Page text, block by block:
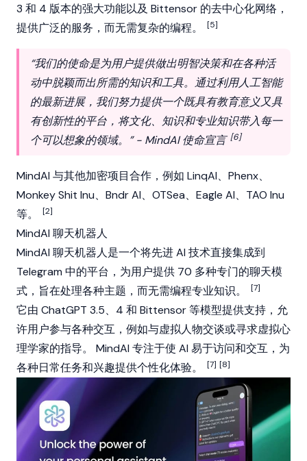
3 和 4 版本的强大功能以及 Bittensor 的去中心化网络，
提供广泛的服务，而无需复杂的编程。
[5]
“我们的使命是为用户提供做出明智决策和在各种活
动中脱颖而出所需的知识和工具。通过利用人工智能
的最新进展，我们努力提供一个既具有教育意义又具
有创新性的平台，将文化、知识和专业知识带入每一
个可以想象的领域。” - MindAI 使命宣言 [6]
MindAI 与其他加密项目合作，例如 LinqAI、Phenx、
Monkey Shit Inu、Bndr AI、OTSea、Eagle AI、TAO Inu
等。
[2]
MindAI 聊天机器人
MindAI 聊天机器人是一个将先进 AI 技术直接集成到
Telegram 中的平台，为用户提供 70 多种专门的聊天模
式，旨在处理各种主题，而无需编程专业知识。
[7]
它由 ChatGPT 3.5、4 和 Bittensor等模型提供支持，允
许用户参与各种交互，例如与虚拟人物交谈或寻求虚拟心
理学家的指导。 MindAI 专注于使 AI 易于访问和交互，为
各种日常任务和兴趣提供个性化体验。
[7] [8]